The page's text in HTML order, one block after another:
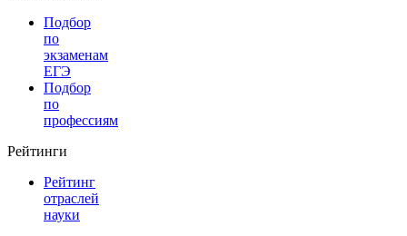
Подбор
по
экзаменам
ЕГЭ
Подбор
по
профессиям
Рейтинги
Рейтинг
отраслей
науки